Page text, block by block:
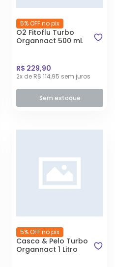
5% OFF no pix
O2 Fitoflu Turbo
Organnact 500 mL
R$ 229,90
2x de R$ 114,95 sem juros
Sem estoque
5% OFF no pix
Casco & Pelo Turbo
Organnact 1 Litro